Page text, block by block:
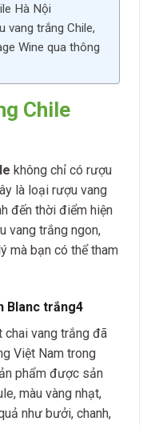
Hà Nội
vang trắng Chile,
Wine qua thông
Chile
không chỉ có rượu
là loại rượu vang
đến thời điểm hiện
vang trắng ngon,
mà bạn có thể tham
Blanc trắng4
chai vang trắng đã
Việt Nam trong
phẩm được sản
màu vàng nhạt,
như bưởi, chanh,